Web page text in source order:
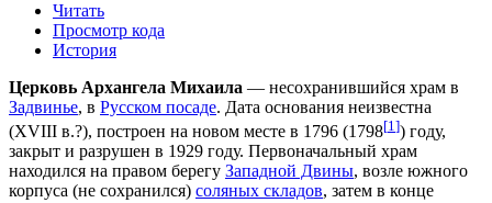
Читать
Просмотр кода
История
Церковь Архангела Михаила — несохранившийся храм в
Задвинье, в Русском посаде. Дата основания неизвестна
(XVIII в.?), построен на новом месте в 1796 (1798[1]) году,
закрыт и разрушен в 1929 году. Первоначальный храм
находился на правом берегу Западной Двины, возле южного
корпуса (не сохранился) соляных складов, затем в конце